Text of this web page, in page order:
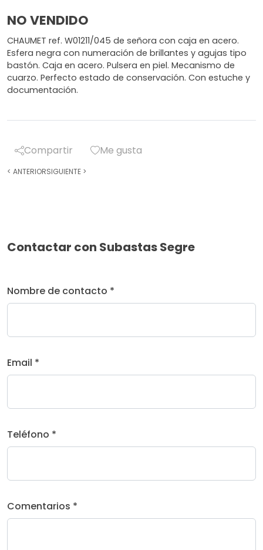
NO VENDIDO
CHAUMET ref. W01211/045 de señora con caja en acero.
Esfera negra con numeración de brillantes y agujas tipo
bastón. Caja en acero. Pulsera en piel. Mecanismo de
cuarzo. Perfecto estado de conservación. Con estuche y
documentación.
Compartir Me gusta
< ANTERIORSIGUIENTE >
Contactar con Subastas Segre
Nombre de contacto *
Email *
Teléfono *
Comentarios *